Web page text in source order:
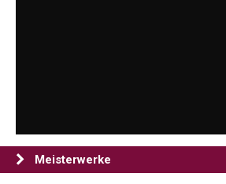
Meisterwerke